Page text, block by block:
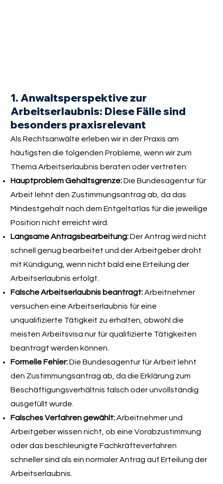
1. Anwaltsperspektive zur
Arbeitserlaubnis: Diese Fälle sind
besonders praxisrelevant
Als Rechtsanwälte erleben wir in der Praxis am
häufigsten die folgenden Probleme, wenn wir zum
Thema Arbeitserlaubnis beraten oder vertreten:
Hauptproblem Gehaltsgrenze:Die Bundesagentur für
Arbeit lehnt den Zustimmungsantrag ab, da das
Mindestgehalt nach dem Entgeltatlas für die jeweilige
Position nicht erreicht wird.
Langsame Antragsbearbeitung:Der Antrag wird nicht
schnell genug bearbeitet und der Arbeitgeber droht
mit Kündigung, wenn nicht bald eine Erteilung der
Arbeitserlaubnis erfolgt.
Falsche Arbeitserlaubnis beantragt:Arbeitnehmer
versuchen eine Arbeitserlaubnis für eine
unqualifizierte Tätigkeit zu erhalten, obwohl die
meisten Arbeitsvisa nur für qualifizierte Tätigkeiten
beantragt werden können.
Formelle Fehler:Die Bundesagentur für Arbeit lehnt
den Zustimmungsantrag ab, da die Erklärung zum
Beschäftigungsverhältnis falsch oder unvollständig
ausgefüllt wurde.
Falsches Verfahren gewählt:Arbeitnehmer und
Arbeitgeber wissen nicht, ob eine Vorabzustimmung
oder das beschleunigte Fachkräfteverfahren
schneller sind als ein normaler Antrag auf Erteilung der
Arbeitserlaubnis.